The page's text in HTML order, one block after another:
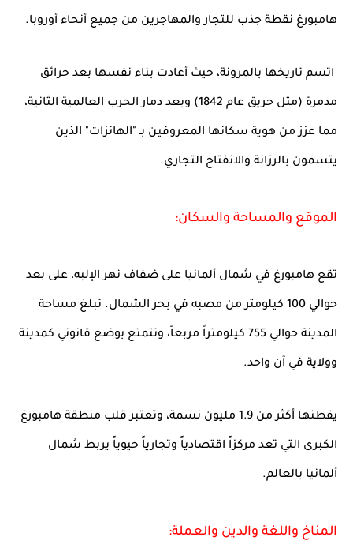
هامبورغ نقطة جذب للتجار والمهاجرين من جميع أنحاء أوروبا.
اتسم تاريخها بالمرونة، حيث أعادت بناء نفسها بعد حرائق
مدمرة (مثل حريق عام 1842) وبعد دمار الحرب العالمية الثانية،
مما عزز من هوية سكانها المعروفين بـ "الهانزات" الذين
يتسمون بالرزانة والانفتاح التجاري.
الموقع والمساحة والسكان:
تقع هامبورغ في شمال ألمانيا على ضفاف نهر الإلبه، على بعد
حوالي 100 كيلومتر من مصبه في بحر الشمال. تبلغ مساحة
المدينة حوالي 755 كيلومتراً مربعاً، وتتمتع بوضع قانوني كمدينة
وولاية في آن واحد.
يقطنها أكثر من 1.9 مليون نسمة، وتعتبر قلب منطقة هامبورغ
الكبرى التي تعد مركزاً اقتصادياً وتجارياً حيوياً يربط شمال
ألمانيا بالعالم.
المناخ واللغة والدين والعملة: